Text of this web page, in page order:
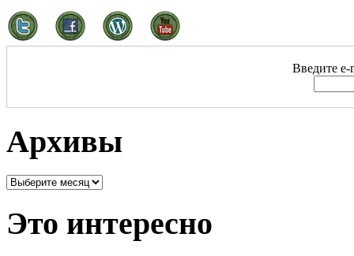
Введите e-
Архивы
Это интересно